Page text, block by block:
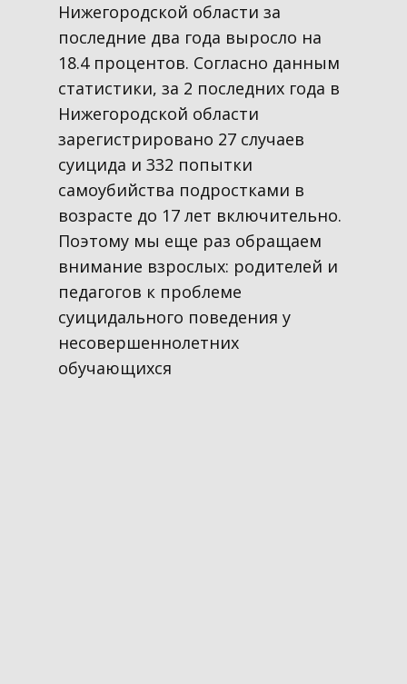
Нижегородской области за
последние два года выросло на
18.4 процентов. Согласно данным
статистики, за 2 последних года в
Нижегородской области
зарегистрировано 27 случаев
суицида и 332 попытки
самоубийства подростками в
возрасте до 17 лет включительно.
Поэтому мы еще раз обращаем
внимание взрослых: родителей и
педагогов к проблеме
суицидального поведения у
несовершеннолетних
обучающихся